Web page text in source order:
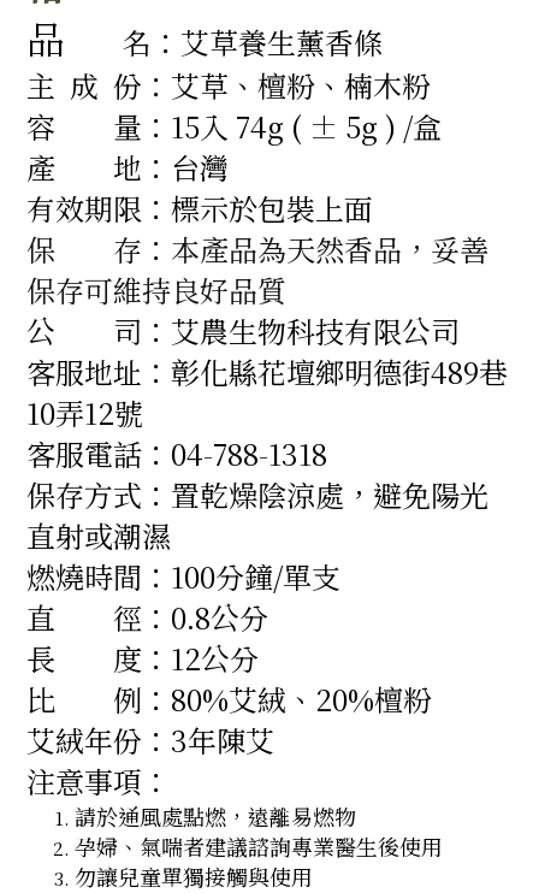
品 名：艾草養生薰香條
主 成 份：艾草、檀粉、楠木粉
容 量： 15入 74g ( ± 5g ) /盒
產 地 ： 台灣
有效期限： 標示於包裝上面
保 存：本產品為天然香品，妥善
保存可維持良好品質
公 司： 艾農生物科技有限公司
客服地址： 彰化縣花壇鄉明德街489巷
10弄12號
客服電話： 04-788-1318
保存方式： 置乾燥陰涼處，避免陽光
直射或潮濕
燃燒時間：100分鐘/單支
直 徑：0.8公分
長 度：12公分
比 例：80%艾絨、20%檀粉
艾絨年份：3年陳艾
注意事項：
請於通風處點燃，遠離易燃物
孕婦、氣喘者建議諮詢專業醫生後使用
勿讓兒童單獨接觸與使用